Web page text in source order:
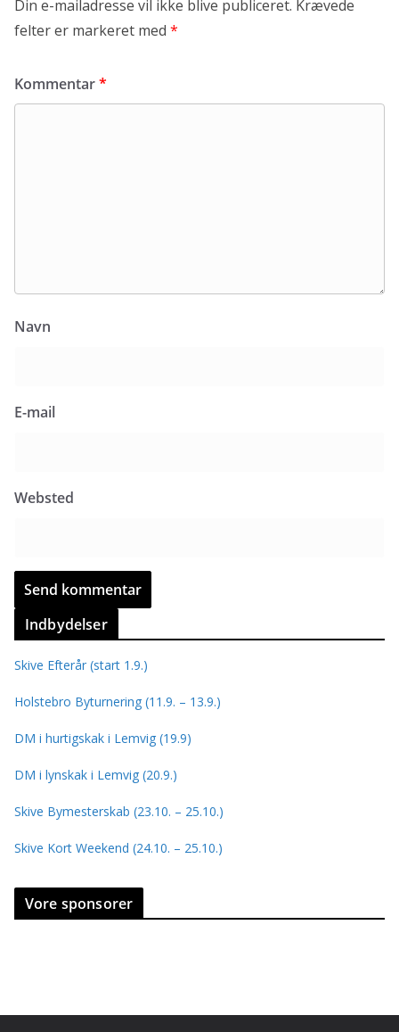
Din e-mailadresse vil ikke blive publiceret. Krævede
felter er markeret med *
Kommentar*
Navn
E-mail
Websted
Indbydelser
Skive Efterår (start 1.9.)
Holstebro Byturnering (11.9. – 13.9.)
DM i hurtigskak i Lemvig (19.9)
DM i lynskak i Lemvig (20.9.)
Skive Bymesterskab (23.10. – 25.10.)
Skive Kort Weekend (24.10. – 25.10.)
Vore sponsorer